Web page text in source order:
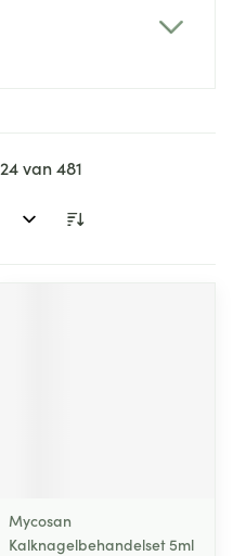
24van481
Mycosan
Kalknagelbehandelset 5ml